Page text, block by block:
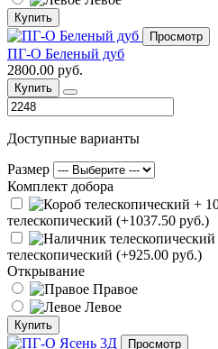
Купить
Просмотр
ПГ-О Беленый дуб
2800.00 руб.
Купить
Доступные варианты
Размер
Комплект добора
телескопический (+1037.50 руб.)
телескопический (+925.00 руб.)
Открывание
Правое
Левое
Купить
Просмотр